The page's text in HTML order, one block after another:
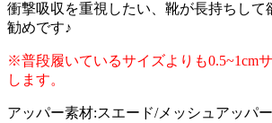
衝撃吸収を重視したい、靴が長持ちして
勧めです♪
※普段履いているサイズよりも0.5~1cm
します。
アッパー素材:スエード/メッシュアッパー